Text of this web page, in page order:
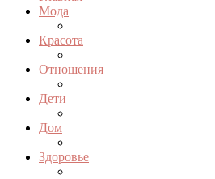
Мода
Красота
Отношения
Дети
Дом
Здоровье